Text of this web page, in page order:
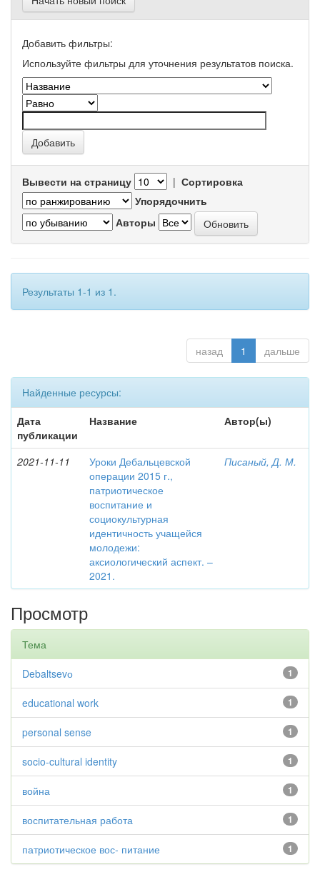
Добавить фильтры:
Используйте фильтры для уточнения результатов поиска.
Вывести на страницу | Сортировка
Упорядочнить
Авторы
Результаты 1-1 из 1.
назад 1 дальше
Найденные ресурсы:
Дата
публикации
Название Автор(ы)
2021-11-11
Уроки Дебальцевской
операции 2015 г.,
патриотическое
воспитание и
социокультурная
идентичность учащейся
молодежи:
аксиологический аспект. –
2021.
Писаный, Д. М.
Просмотр
Тема
1
Debaltsevо
1
educational work
1
personal sense
1
socio-cultural identity
1
война
1
воспитательная работа
1
патриотическое вос- питание